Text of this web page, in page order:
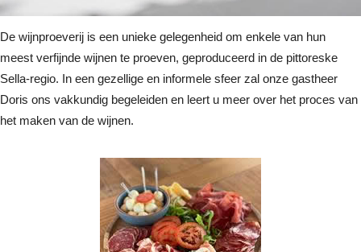
De wijnproeverij is een unieke gelegenheid om enkele van hun
meest verfijnde wijnen te proeven, geproduceerd in de pittoreske
Sella-regio. In een gezellige en informele sfeer zal onze gastheer
Doris ons vakkundig begeleiden en leert u meer over het proces van
het maken van de wijnen.